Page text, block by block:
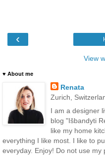
‹
View
♥ About me
Renata
Zurich,
I am a designer
blog "Išbandyti
like my home
everything I like most. I like to
everyday. Enjoy! Do not use